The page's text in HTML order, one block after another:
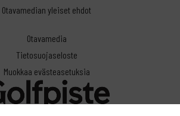
Otavamedia
Tietosuojaseloste
Muokkaa evästeasetuksia
Otavamedian yleiset ehdot